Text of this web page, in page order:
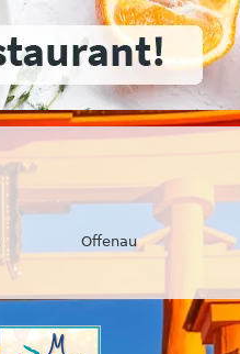
Offenau